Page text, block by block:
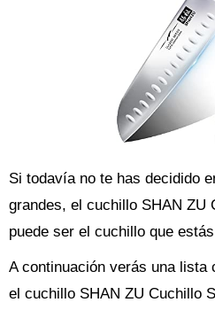
Si todavía no te has decidido
grandes, el cuchillo SHAN ZU
puede ser el cuchillo que
A continuación verás una
el cuchillo SHAN ZU Cuchillo